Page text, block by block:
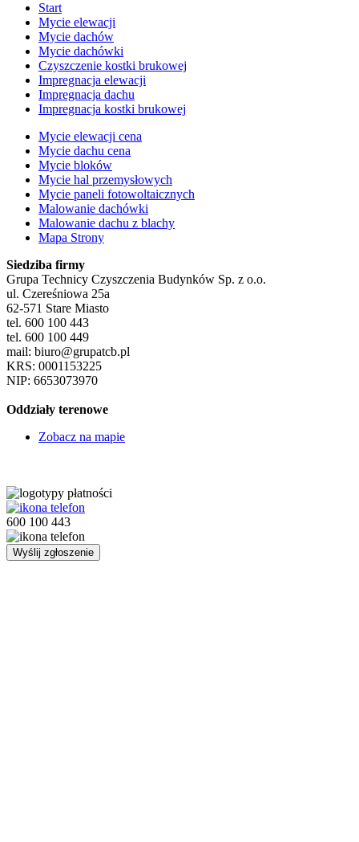
Start
Mycie elewacji
Mycie dachów
Mycie dachówki
Czyszczenie kostki brukowej
Impregnacja elewacji
Impregnacja dachu
Impregnacja kostki brukowej
Mycie elewacji cena
Mycie dachu cena
Mycie bloków
Mycie hal przemysłowych
Mycie paneli fotowoltaicznych
Malowanie dachówki
Malowanie dachu z blachy
Mapa Strony
Siedziba firmy
Grupa Technicy Czyszczenia Budynków Sp. z o.o.
ul. Czereśniowa 25a
62-571 Stare Miasto
tel. 600 100 443
tel. 600 100 449
mail: biuro@grupatcb.pl
KRS: 0001153225
NIP: 6653073970
Oddziały terenowe
Zobacz na mapie
600 100 443
Wyślij zgłoszenie